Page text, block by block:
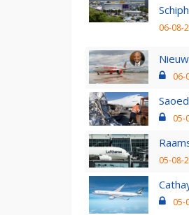
06-08-
06-
05-
05-08-
05-